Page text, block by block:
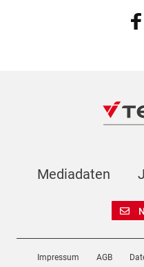
Mediadaten
Impressum AGB